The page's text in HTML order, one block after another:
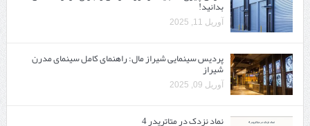
بدانید!
آوریل 11, 2025
پردیس سینمایی شیراز مال: راهنمای کامل سینمای مدرن
شیراز
آوریل 09, 2025
نماد نزدک در متاتریدر 4